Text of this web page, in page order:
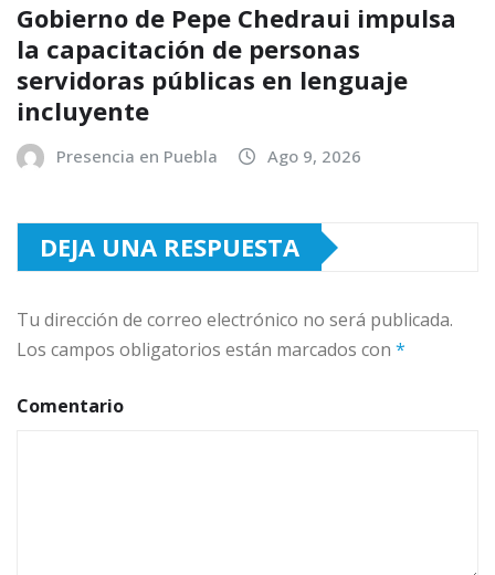
Gobierno de Pepe Chedraui impulsa
la capacitación de personas
servidoras públicas en lenguaje
incluyente
Presencia en Puebla Ago 9, 2026
DEJA UNA RESPUESTA
Tu dirección de correo electrónico no será publicada.
Los campos obligatorios están marcados con *
Comentario